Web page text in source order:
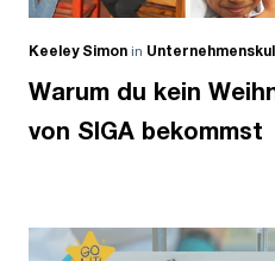
Keeley Simon in
Warum du kein
von SIGA bekommst